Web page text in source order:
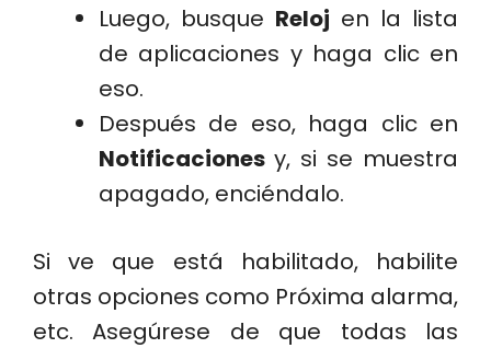
Luego, busque Reloj en la lista
de aplicaciones y haga clic en
eso.
Después de eso, haga clic en
Notificaciones y, si se muestra
apagado, enciéndalo.
Si ve que está habilitado, habilite
otras opciones como Próxima alarma,
etc. Asegúrese de que todas las